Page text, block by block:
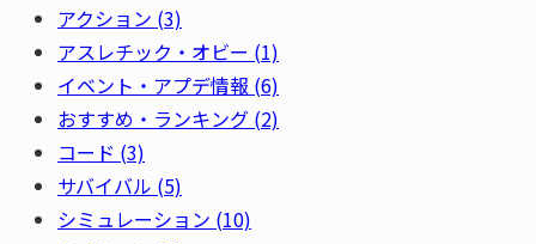
アクション (3)
アスレチック・オビー (1)
イベント・アプデ情報 (6)
おすすめ・ランキング (2)
コード (3)
サバイバル (5)
シミュレーション (10)